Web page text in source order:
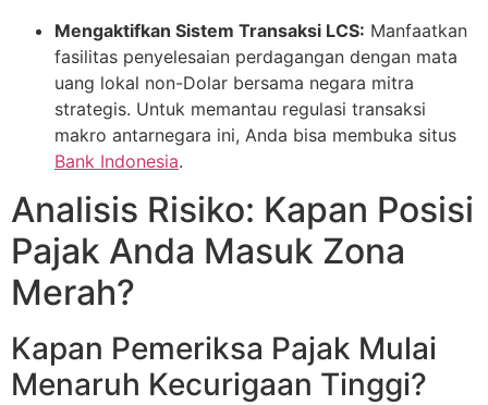
Mengaktifkan Sistem Transaksi LCS: Manfaatkan
fasilitas penyelesaian perdagangan dengan mata
uang lokal non-Dolar bersama negara mitra
strategis. Untuk memantau regulasi transaksi
makro antarnegara ini, Anda bisa membuka situs
Bank Indonesia.
Analisis Risiko: Kapan Posisi
Pajak Anda Masuk Zona
Merah?
Kapan Pemeriksa Pajak Mulai
Menaruh Kecurigaan Tinggi?